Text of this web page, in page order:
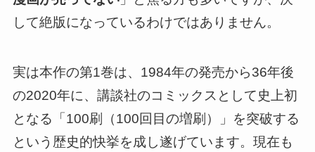
して絶版になっているわけではありません。
実は本作の第1巻は、1984年の発売から36年後
の2020年に、講談社のコミックスとして史上初
となる「100刷（100回目の増刷）」を突破する
という歴史的快挙を成し遂げています。現在も